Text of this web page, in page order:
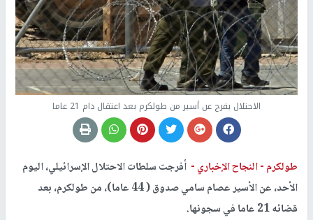
الاحتلال يفرج عن أسير من طولكرم بعد اعتقال دام 21 عاما
طولكرم -النجاح الإخباري - أفرجت سلطات الاحتلال الإسرائيلي، اليوم
الأحد، عن الأسير عصام سامي صدوق ( 44 عاما)، من طولكرم، بعد
قضائه 21 عاما في سجونها.